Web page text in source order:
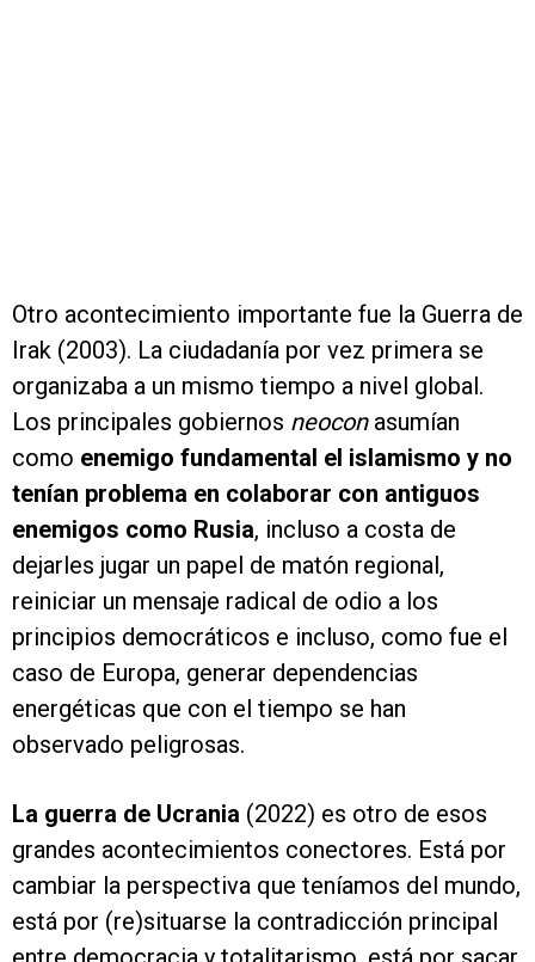
Otro acontecimiento importante fue la Guerra de
Irak (2003). La ciudadanía por vez primera se
organizaba a un mismo tiempo a nivel global.
Los principales gobiernos neoconasumían
como enemigo fundamental el islamismo y no
tenían problema en colaborar con antiguos
enemigos como Rusia, incluso a costa de
dejarles jugar un papel de matón regional,
reiniciar un mensaje radical de odio a los
principios democráticos e incluso, como fue el
caso de Europa, generar dependencias
energéticas que con el tiempo se han
observado peligrosas.
La guerra de Ucrania (2022) es otro de esos
grandes acontecimientos conectores. Está por
cambiar la perspectiva que teníamos del mundo,
está por (re)situarse la contradicción principal